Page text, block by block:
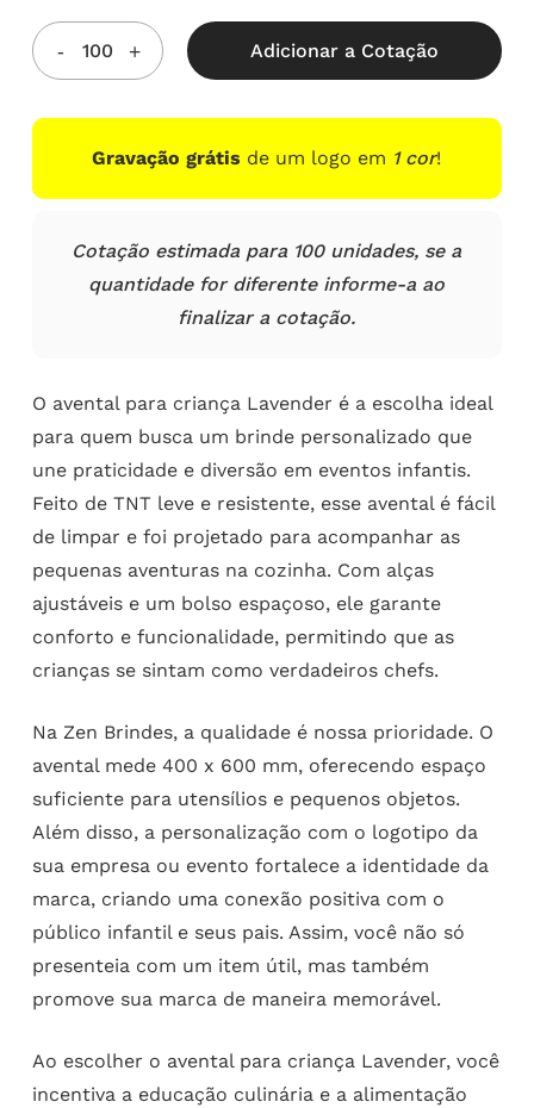
5.00de
5, com
baseado
em
clientes
Adicionar a Cotação
Gravação grátis de um logo em 1 cor!
Cotação estimada para 100 unidades, se a
quantidade for diferente informe-a ao
finalizar a cotação.
O avental para criança Lavender é a escolha ideal
para quem busca um brinde personalizado que
une praticidade e diversão em eventos infantis.
Feito de TNT leve e resistente, esse avental é fácil
de limpar e foi projetado para acompanhar as
pequenas aventuras na cozinha. Com alças
ajustáveis e um bolso espaçoso, ele garante
conforto e funcionalidade, permitindo que as
crianças se sintam como verdadeiros chefs.
Na Zen Brindes, a qualidade é nossa prioridade. O
avental mede 400 x 600 mm, oferecendo espaço
suficiente para utensílios e pequenos objetos.
Além disso, a personalização com o logotipo da
sua empresa ou evento fortalece a identidade da
marca, criando uma conexão positiva com o
público infantil e seus pais. Assim, você não só
presenteia com um item útil, mas também
promove sua marca de maneira memorável.
Ao escolher o avental para criança Lavender, você
incentiva a educação culinária e a alimentação